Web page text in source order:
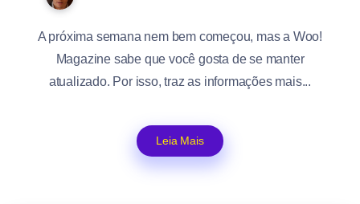
A próxima semana nem bem começou, mas a Woo!
Magazine sabe que você gosta de se manter
atualizado. Por isso, traz as informações mais...
Leia Mais